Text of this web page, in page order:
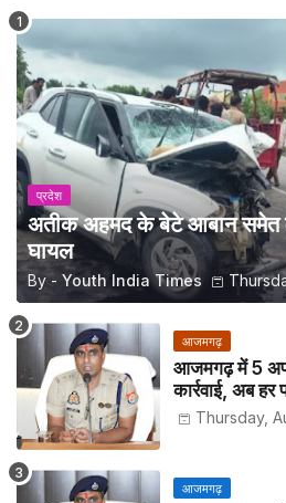
प्रदेश
अतीक अहमद के बेटे आबान समेत
घायल
By - Youth India Times
आजमगढ़
आजमगढ़ में 5
कार्रवाई, अब हर
हाजिरीThursday,
आजमगढ़